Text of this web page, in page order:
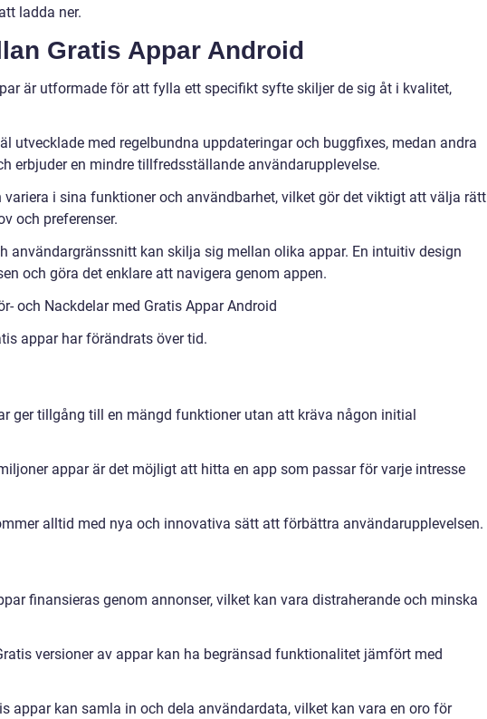
ladda ner.
Gratis Appar Android
är utformade för att fylla ett specifikt syfte skiljer de sig åt i kvalitet,
utvecklade med regelbundna uppdateringar och buggfixes, medan andra
erbjuder en mindre tillfredsställande användarupplevelse.
i sina funktioner och användbarhet, vilket gör det viktigt att välja rätt
och preferenser.
användargränssnitt kan skilja sig mellan olika appar. En intuitiv design
och göra det enklare att navigera genom appen.
och Nackdelar med Gratis Appar Android
appar har förändrats över tid.
ger tillgång till en mängd funktioner utan att kräva någon initial
appar är det möjligt att hitta en app som passar för varje intresse
alltid med nya och innovativa sätt att förbättra användarupplevelsen.
finansieras genom annonser, vilket kan vara distraherande och minska
versioner av appar kan ha begränsad funktionalitet jämfört med
appar kan samla in och dela användardata, vilket kan vara en oro för